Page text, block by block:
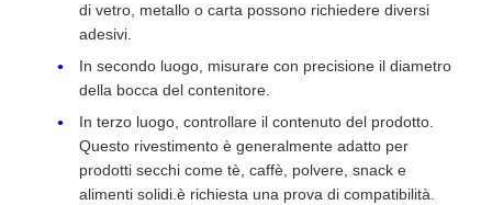
di vetro, metallo o carta possono richiedere diversi
adesivi.
In secondo luogo, misurare con precisione il diametro
della bocca del contenitore.
In terzo luogo, controllare il contenuto del prodotto.
Questo rivestimento è generalmente adatto per
prodotti secchi come tè, caffè, polvere, snack e
alimenti solidi.è richiesta una prova di compatibilità.